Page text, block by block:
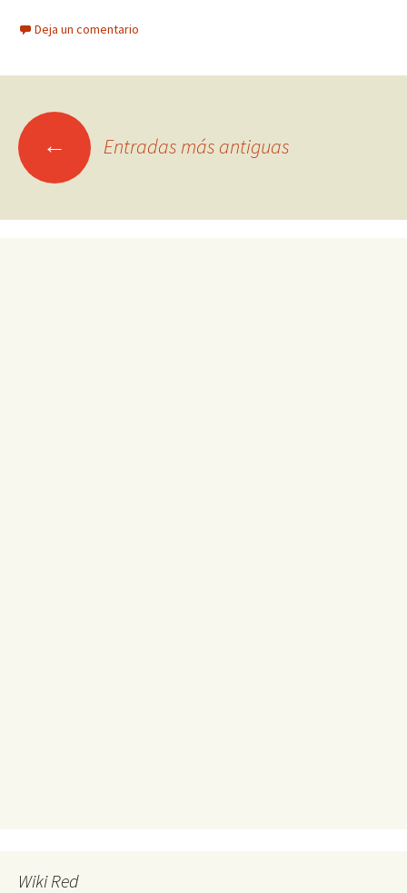
Deja un comentario
Ir ← Entradas más antiguas
Wiki Red